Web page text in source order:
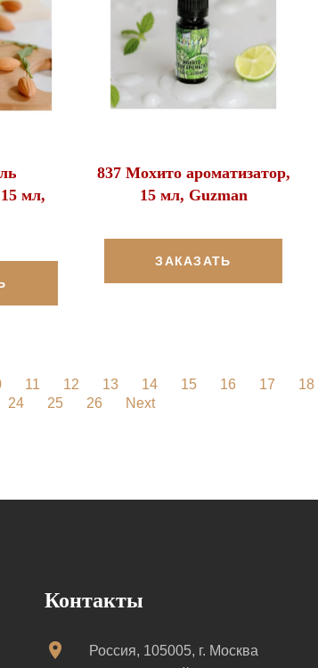
мл,
837 Мохито ароматизатор,
15 мл, Guzman
ЗАКАЗАТЬ
11 12 13 14 15 16 17 18
24
25 26 Next
Контакты
Россия, 105005, г. Москва